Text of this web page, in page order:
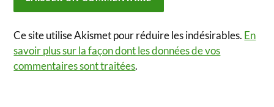
Ce site utilise Akismet pour réduire les indésirables. En
savoir plus sur la façon dont les données de vos
commentaires sont traitées.